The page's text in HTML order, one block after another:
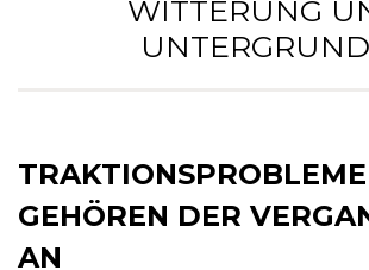
WITTERUNG
TRAKTIONSPROBLEME
GEHÖREN DER
AN